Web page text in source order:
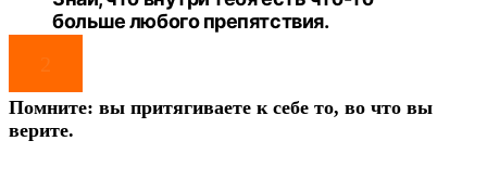
больше любого препятствия.
2
Помните: вы притягиваете к себе то, во что вы
верите.